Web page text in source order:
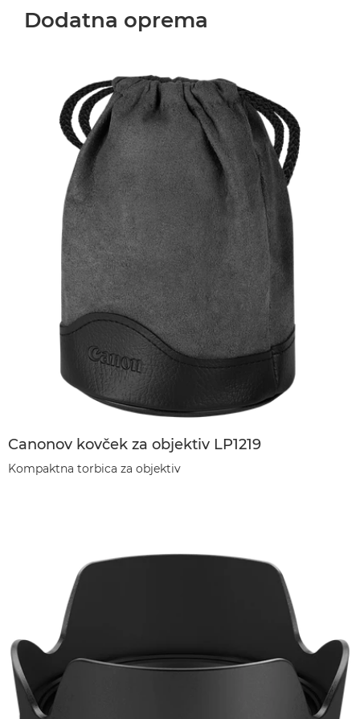
Dodatna oprema
Canonov kovček za objektiv LP1219
Kompaktna torbica za objektiv